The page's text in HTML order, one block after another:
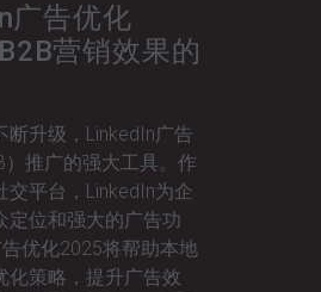
广告优化
营销效果的
断升级，LinkedIn广告
推广的强大工具。作
交平台，LinkedIn为企
定位和强大的广告功
优化2025将帮助本地
化策略，提升广告效